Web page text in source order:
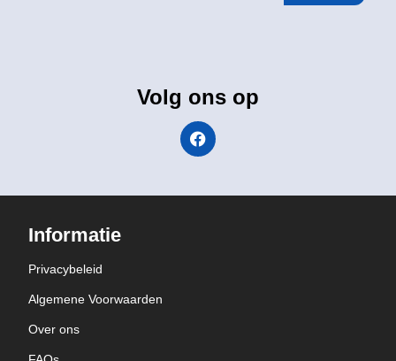
Volg ons op
Informatie
Privacybeleid
Algemene Voorwaarden
Over ons